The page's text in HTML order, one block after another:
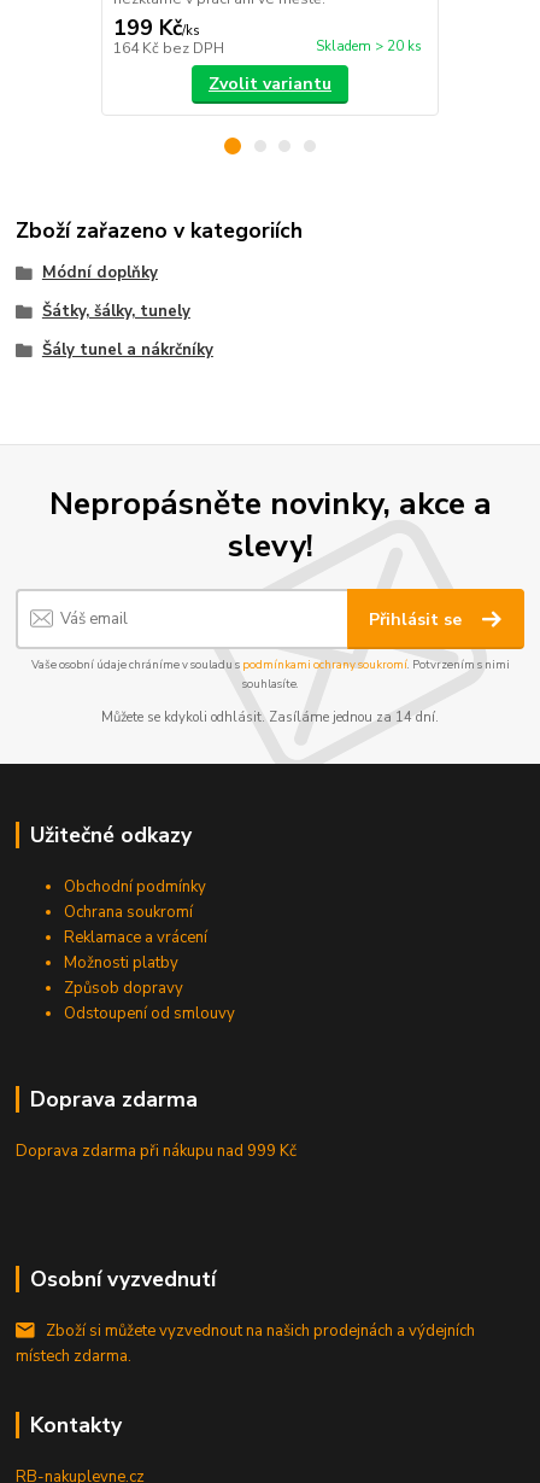
199 Kč/ks
164 Kč bez DPH Skladem > 20 ks
Zvolit variantu
Zboží zařazeno v kategoriích
Módní doplňky
Šátky, šálky, tunely
Šály tunel a nákrčníky
Nepropásněte novinky, akce a
slevy!
Přihlásit se
Vaše osobní údaje chráníme v souladu s podmínkami ochrany soukromí. Potvrzením s nimi
souhlasíte.
Můžete se kdykoli odhlásit. Zasíláme jednou za 14 dní.
Užitečné odkazy
Obchodní podmínky
Ochrana soukromí
Reklamace a vrácení
Možnosti platby
Způsob dopravy
Odstoupení od smlouvy
Doprava zdarma
Doprava zdarma při nákupunad 999 Kč
Osobní vyzvednutí
Zboží si můžete vyzvednout na našich prodejnách a výdejních
místech zdarma.
Kontakty
RB-nakuplevne.cz